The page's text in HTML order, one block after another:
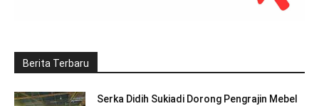
Berita Terbaru
Serka Didih Sukiadi Dorong Pengrajin Mebel